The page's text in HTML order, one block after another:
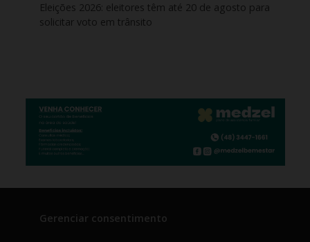
Eleições 2026: eleitores têm até 20 de agosto para
solicitar voto em trânsito
Gerenciar consentimento